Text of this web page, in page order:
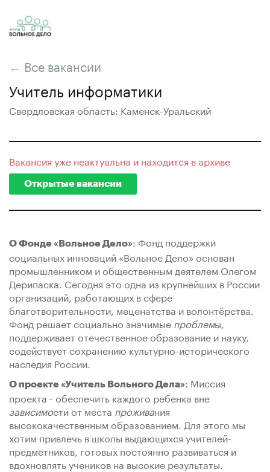
← Все вакансии
Учитель информатики
Свердловская область: Каменск-Уральский
Вакансия уже неактуальна и находится в архиве
Открытые вакансии
О Фонде «Вольное Дело»: Фонд поддержки
социальных инноваций «Вольное Дело» основан
промышленником и общественным деятелем Олегом
Дерипаска. Сегодня это одна из крупнейших в России
организаций, работающих в сфере
благотворительности, меценатства и волонтёрства.
Фонд решает социально значимые проблемы,
поддерживает отечественное образование и науку,
содействует сохранению культурно-исторического
наследия России.
О проекте «Учитель Вольного Дела»: Миссия
проекта - обеспечить каждого ребенка вне
зависимости от места проживания
высококачественным образованием. Для этого мы
хотим привлечь в школы выдающихся учителей-
предметников, готовых постоянно развиваться и
вдохновлять учеников на высокие результаты.